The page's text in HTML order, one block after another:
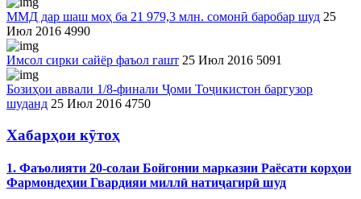
ММД дар шаш моҳ ба 21 979,3 млн. сомонӣ баробар шуд 25
Июл 2016 4990
Имсол сирки сайёр фаъол гашт 25 Июл 2016 5091
Бозиҳои аввали 1/8-финали Ҷоми Тоҷикистон баргузор
шуданд 25 Июл 2016 4750
Хабарҳои кӯтоҳ
1. Фаъолияти 20-солаи Бойгонии марказии Раёсати корҳои
Фармондеҳии Гвардияи миллӣ натиҷагирӣ шуд